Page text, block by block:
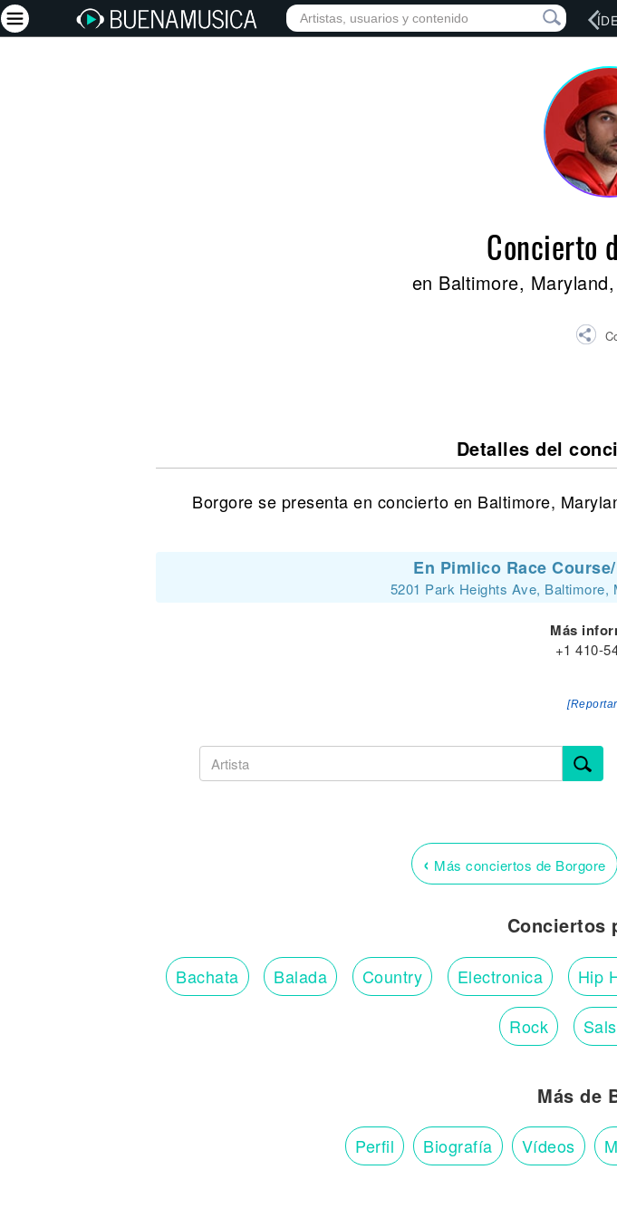
INICIO ARTISTAS RED SOCIAL MÚSICA
Concierto
en Baltimore,
Detalles del
Borgore se presenta en concierto en Baltimore,
En Pimlico Race
5201 Park Heights Ave, Baltimore,
Más
+1 410-
‹ Más conciertos de Borgore
Conciertos
Bachata Balada Country Electronica Hip
Rock
Más de
Perfil Biografía Vídeos